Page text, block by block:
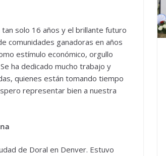
solo 16 años y el brillante futuro
comunidades ganadoras en años
estímulo económico, orgullo
ha dedicado mucho trabajo y
quienes están tomando tiempo
representar bien a nuestra
de Doral en Denver. Estuvo